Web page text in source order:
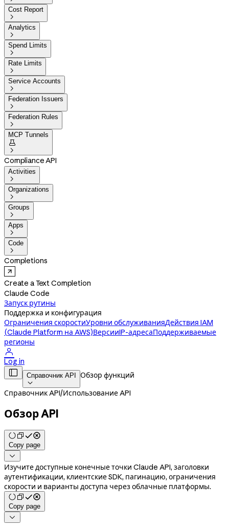
Cost Report

Analytics

Spend Limits

Rate Limits

Service Accounts

Federation Issuers

Federation Rules

MCP Tunnels


Compliance API
Activities

Organizations

Groups

Apps

Code

Completions
Create a Text Completion
Claude Code
Запуск рутины
Поддержка и конфигурация
Ограничения скоростиУровни обслуживанияДействия IAM
(Claude Platform на AWS)ВерсииIP-адресаПоддерживаемые
регионы

Log in
 Справочник API

Обзор функций
Справочник API/Использование API
Обзор API
Copy page

Изучите доступные конечные точки Claude API, заголовки
аутентификации, клиентские SDK, пагинацию, ограничения
скорости и варианты доступа через облачные платформы.
Copy page
